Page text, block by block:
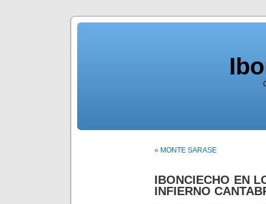
« MONTE SARASE
IBONCIECHO EN
INFIERNO